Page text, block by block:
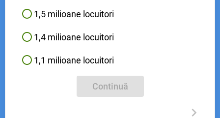
1,5 milioane locuitori
1,4 milioane locuitori
1,1 milioane locuitori
Continuă